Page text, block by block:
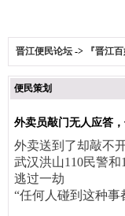
晋江便民论坛 -> 『晋江
便民策划
外卖员敲门无人应答
外卖送到了却敲不
武汉洪山110民警和
逃过一劫
“任何人碰到这种事